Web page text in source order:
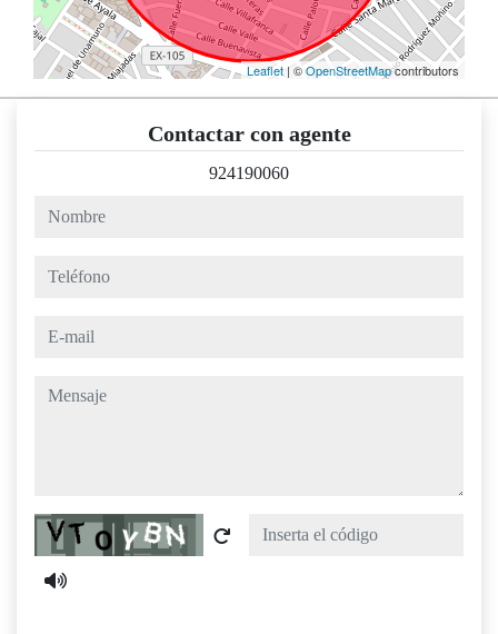
Leaflet| ©OpenStreetMapcontributors
Contactar con agente
924190060
nombre
teléfono
e-mail
mensaje
Captcha